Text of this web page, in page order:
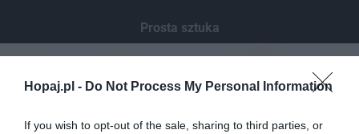
Hopaj.pl - Do Not Process My Personal Information
If you wish to opt-out of the sale, sharing to third parties, or
Prosta sztuka